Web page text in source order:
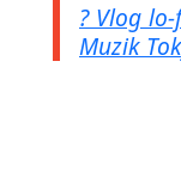
? Vlog
Muzik